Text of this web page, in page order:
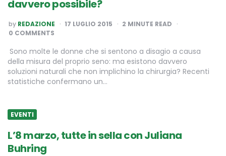
davvero possibile?
POSTED
BY
by REDAZIONE 17 LUGLIO 2015 2 MINUTE READ
0 COMMENTS
Sono molte le donne che si sentono a disagio a causa
della misura del proprio seno: ma esistono davvero
soluzioni naturali che non implichino la chirurgia? Recenti
statistiche confermano un…
EVENTI
L’8 marzo, tutte in sella con Juliana
Buhring